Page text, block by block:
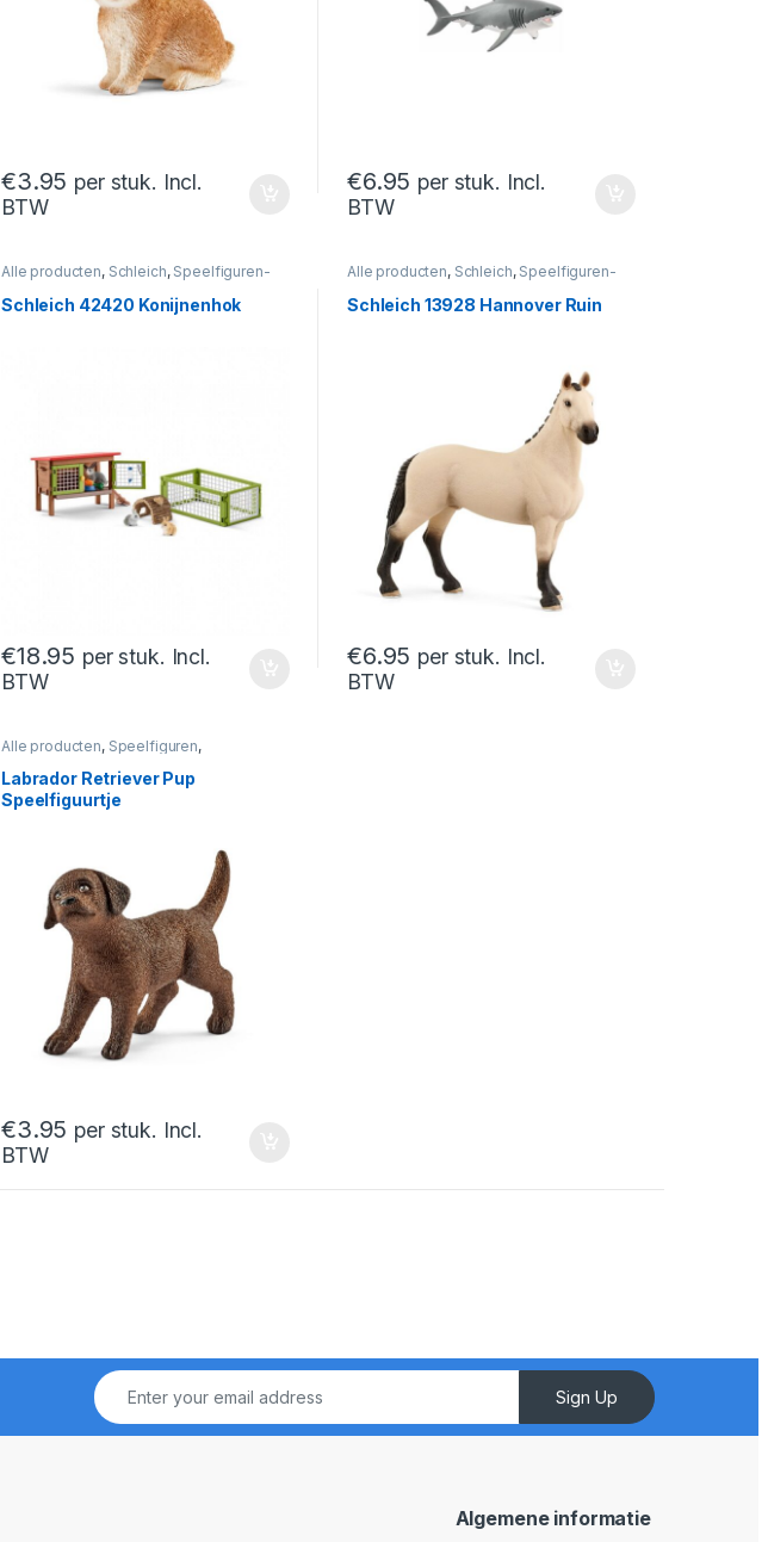
€3.95 per stuk. Incl.
BTW
€6.95 per stuk. Incl.
BTW
Alle producten, Schleich, Speelfiguren-
En Sets
Speelfiguren- En Sets
Schleich 42420 Konijnenhok
€18.95 per stuk. Incl.
BTW
Alle producten, Schleich, Speelfiguren-
En Sets
Speelfiguren- En Sets
Schleich 13928 Hannover Ruin
€6.95 per stuk. Incl.
BTW
Alle producten, Speelfiguren,
Speelfiguren- En Sets
Labrador Retriever Pup
Speelfiguurtje
€3.95 per stuk. Incl.
BTW
Sign Up
Algemene informatie